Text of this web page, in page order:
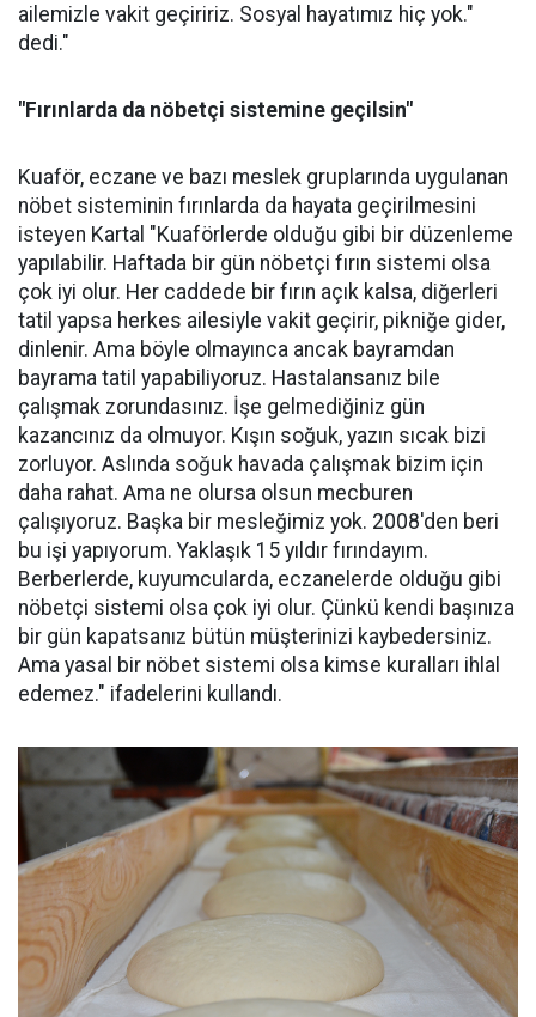
ailemizle vakit geçiririz. Sosyal hayatımız hiç yok."
dedi."
"Fırınlarda da nöbetçi sistemine geçilsin"
Kuaför, eczane ve bazı meslek gruplarında uygulanan
nöbet sisteminin fırınlarda da hayata geçirilmesini
isteyen Kartal "Kuaförlerde olduğu gibi bir düzenleme
yapılabilir. Haftada bir gün nöbetçi fırın sistemi olsa
çok iyi olur. Her caddede bir fırın açık kalsa, diğerleri
tatil yapsa herkes ailesiyle vakit geçirir, pikniğe gider,
dinlenir. Ama böyle olmayınca ancak bayramdan
bayrama tatil yapabiliyoruz. Hastalansanız bile
çalışmak zorundasınız. İşe gelmediğiniz gün
kazancınız da olmuyor. Kışın soğuk, yazın sıcak bizi
zorluyor. Aslında soğuk havada çalışmak bizim için
daha rahat. Ama ne olursa olsun mecburen
çalışıyoruz. Başka bir mesleğimiz yok. 2008'den beri
bu işi yapıyorum. Yaklaşık 15 yıldır fırındayım.
Berberlerde, kuyumcularda, eczanelerde olduğu gibi
nöbetçi sistemi olsa çok iyi olur. Çünkü kendi başınıza
bir gün kapatsanız bütün müşterinizi kaybedersiniz.
Ama yasal bir nöbet sistemi olsa kimse kuralları ihlal
edemez." ifadelerini kullandı.